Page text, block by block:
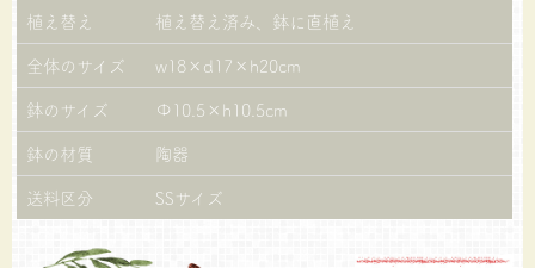
植え替え
植え替え済み、鉢に直植え
全体のサイズ
w18×d17×h20cm
鉢のサイズ
Φ10.5×h10.5cm
鉢の材質
陶器
送料区分
SSサイズ